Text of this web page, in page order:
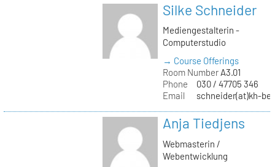
Silke Schneider
Mediengestalterin -
Computerstudio
→ Course Offerings
Room NumberA3.01
Phone
030 / 47705 346
Email
schneider(at)kh-
Anja Tiedjens
Webmasterin /
Webentwicklung